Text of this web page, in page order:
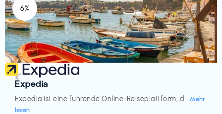
6%
Reisen
Expedia
Expedia ist eine führende Online-Reiseplattform, d... Mehr
lesen
€‎